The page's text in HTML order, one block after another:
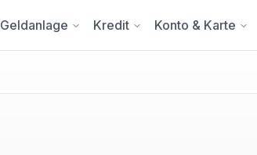
Geldanlage Kredit Konto & Karte